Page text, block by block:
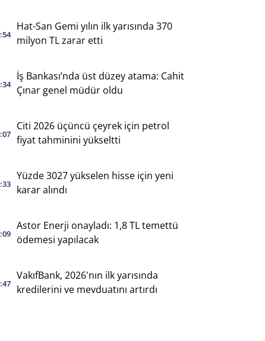
Hat-San Gemi yılın ilk yarısında 370
milyon TL zarar etti
İş Bankası’nda üst düzey atama: Cahit
Çınar genel müdür oldu
Citi 2026 üçüncü çeyrek için petrol
fiyat tahminini yükseltti
Yüzde 3027 yükselen hisse için yeni
karar alındı
Astor Enerji onayladı: 1,8 TL temettü
ödemesi yapılacak
VakıfBank, 2026'nın ilk yarısında
kredilerini ve mevduatını artırdı